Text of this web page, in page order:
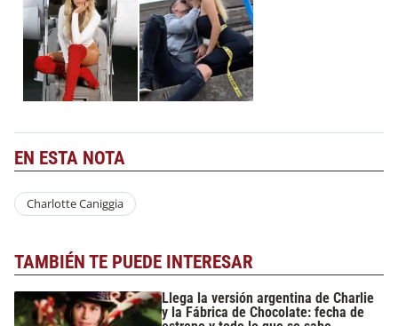
EN ESTA NOTA
Charlotte Caniggia
TAMBIÉN TE PUEDE INTERESAR
Llega la versión argentina de Charlie
y la Fábrica de Chocolate: fecha de